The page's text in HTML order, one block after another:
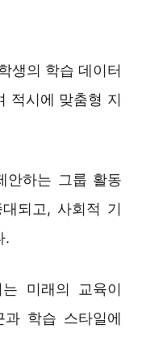
생의 학습 데이터
적시에 맞춤형 지
안하는 그룹 활동
되고, 사회적 기
.
미래의 교육이
학습 스타일에